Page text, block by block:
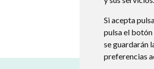
Si acepta
pulsa el botón
se guardarán
preferencias